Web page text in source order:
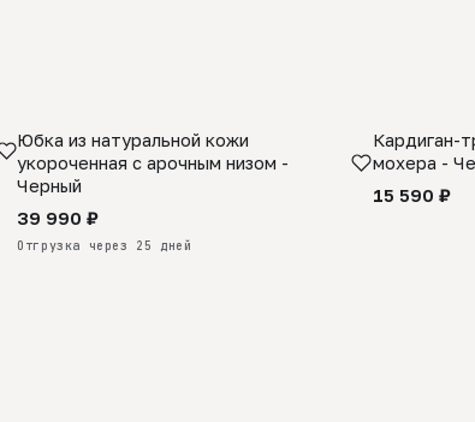
ПРЕДЗАКАЗ
Юбка из натуральной кожи
укороченная с арочным низом -
Черный
39 990 ₽
Отгрузка через 25 дней
Кардиган-
мохера -
15 590 ₽